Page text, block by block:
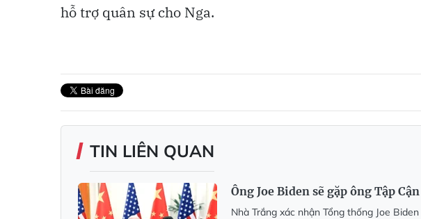
hỗ trợ quân sự cho Nga.
TIN LIÊN QUAN
Ông Joe Biden sẽ gặp ông Tập
Nhà Trắng xác nhận Tổng thống Joe